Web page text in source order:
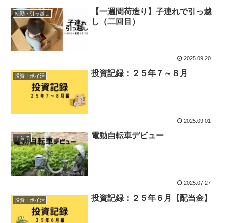
転勤・引っ越し
【一週間荷造り】子連れで引っ越
し（二回目）
2025.09.20
投資・ポイ活 投資記録：２５年７～８月
2025.09.01
子育て 電動自転車デビュー
2025.07.27
投資・ポイ活 投資記録：２５年６月【配当金】